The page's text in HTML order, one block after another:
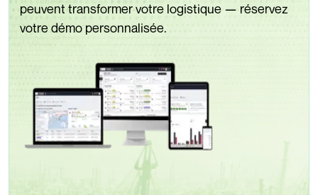
peuvent transformer votre logistique — réservez
votre démo personnalisée.